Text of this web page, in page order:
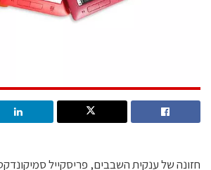
חזונה של ענקית השבבים, פריסקייל